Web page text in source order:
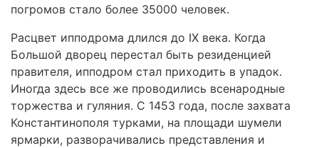
погромов стало более 35000 человек.
Расцвет ипподрома длился до IX века. Когда
Большой дворец перестал быть резиденцией
правителя, ипподром стал приходить в упадок.
Иногда здесь все же проводились всенародные
торжества и гуляния. С 1453 года, после захвата
Константинополя турками, на площади шумели
ярмарки, разворачивались представления и